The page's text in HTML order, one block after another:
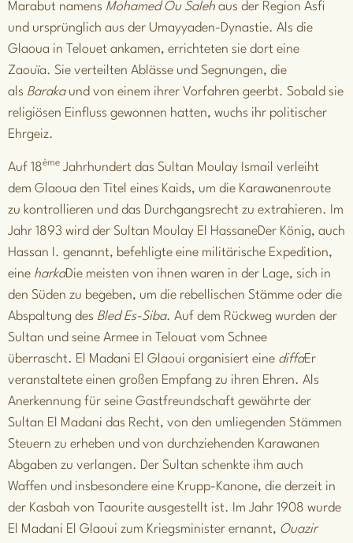
Marabut namens Mohamed Ou Saleh aus der Region Asfi
und ursprünglich aus der Umayyaden-Dynastie. Als die
Glaoua in Telouet ankamen, errichteten sie dort eine
Zaouïa. Sie verteilten Ablässe und Segnungen, die
als Baraka und von einem ihrer Vorfahren geerbt. Sobald sie
religiösen Einfluss gewonnen hatten, wuchs ihr politischer
Ehrgeiz.
Auf 18ème Jahrhundert das Sultan Moulay Ismail verleiht
dem Glaoua den Titel eines Kaids, um die Karawanenroute
zu kontrollieren und das Durchgangsrecht zu extrahieren. Im
Jahr 1893 wird der Sultan Moulay El HassaneDer König, auch
Hassan I. genannt, befehligte eine militärische Expedition,
eine harkaDie meisten von ihnen waren in der Lage, sich in
den Süden zu begeben, um die rebellischen Stämme oder die
Abspaltung des Bled Es-Siba. Auf dem Rückweg wurden der
Sultan und seine Armee in Telouat vom Schnee
überrascht. El Madani El Glaoui organisiert eine diffaEr
veranstaltete einen großen Empfang zu ihren Ehren. Als
Anerkennung für seine Gastfreundschaft gewährte der
Sultan El Madani das Recht, von den umliegenden Stämmen
Steuern zu erheben und von durchziehenden Karawanen
Abgaben zu verlangen. Der Sultan schenkte ihm auch
Waffen und insbesondere eine Krupp-Kanone, die derzeit in
der Kasbah von Taourite ausgestellt ist. Im Jahr 1908 wurde
El Madani El Glaoui zum Kriegsminister ernannt, Ouazir